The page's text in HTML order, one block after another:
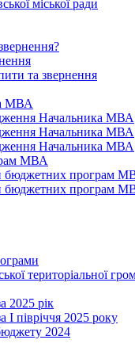
міської ради
та звернення
МВА
Начальника МВА
Начальника МВА
Начальника МВА
МВА
бюджетних програм
бюджетних програм
територіальної
2025 рік
півріччя 2025 року
2024